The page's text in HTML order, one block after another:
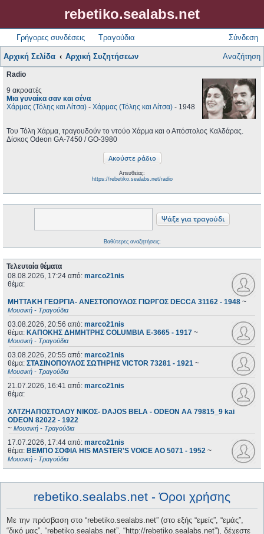
rebetiko.sealabs.net
Γρήγορες συνδέσεις Τραγούδια Σύνδεση
Αρχική Σελίδα Αρχική Συζητήσεων Αναζήτηση
Radio
9 ακροατές
Μια γυναίκα σαν και σένα
Χάρμας (Τόλης και Λίτσα) - Χάρμας (Τόλης και Λίτσα) - 1948
Του Τόλη Χάρμα, τραγουδούν το ντούο Χάρμα και ο Απόστολος Καλδάρας.
Δίσκος Odeon GA-7450 / GO-3980
Απευθείας:
https://rebetiko.sealabs.net/radio
Βαθύτερες αναζητήσεις;
Τελευταία θέματα
08.08.2026, 17:24 από: marco21nis
θέμα:
ΜΗΤΤΑΚΗ ΓΕΩΡΓΙΑ- ΑΝΕΣΤΟΠΟΥΛΟΣ ΓΙΩΡΓΟΣ DECCA 31162 - 1948 ~
Μουσική - Τραγούδια
03.08.2026, 20:56 από: marco21nis
θέμα: ΚΑΠΟΚΗΣ ΔΗΜΗΤΡΗΣ COLUMBIA E-3665 - 1917 ~
Μουσική - Τραγούδια
03.08.2026, 20:55 από: marco21nis
θέμα: ΣΤΑΣΙΝΟΠΟΥΛΟΣ ΣΩΤΗΡΗΣ VICTOR 73281 - 1921 ~
Μουσική - Τραγούδια
21.07.2026, 16:41 από: marco21nis
θέμα:
ΧΑΤΖΗΑΠΟΣΤΟΛΟΥ ΝΙΚΟΣ- DAJOS BELA - ODEON AA 79815_9 kai
ODEON 82022 - 1922
~ Μουσική - Τραγούδια
17.07.2026, 17:44 από: marco21nis
θέμα: ΒΕΜΠΟ ΣΟΦΙΑ HIS MASTER'S VOICE AO 5071 - 1952 ~
Μουσική - Τραγούδια
rebetiko.sealabs.net - Όροι χρήσης
Με την πρόσβαση στο “rebetiko.sealabs.net” (στο εξής “εμείς”, “εμάς”,
“δικό μας”, “rebetiko.sealabs.net”, “http://rebetiko.sealabs.net”), δέχεστε